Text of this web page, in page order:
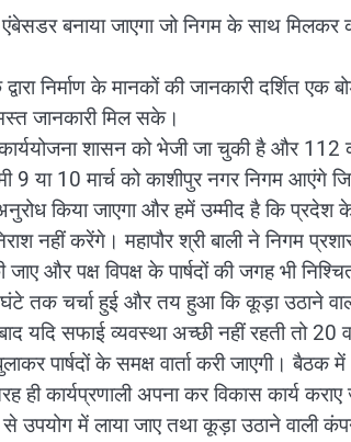
बनाया जाएगा जो निगम के साथ मिलकर
निर्माण के मानकों की जानकारी दर्शित एक
जानकारी मिल सके।
शासन को भेजी जा चुकी है और 112
9 या 10 मार्च को काशीपुर नगर निगम आएंगे
किया जाएगा और हमें उम्मीद है कि प्रदेश
नहीं करेंगे। महापौर श्री बाली ने निगम
और पक्ष विपक्ष के पार्षदों की जगह भी
तक चर्चा हुई और तय हुआ कि कूड़ा उठाने
यदि सफाई व्यवस्था अच्छी नहीं रहती तो 20
पार्षदों के समक्ष वार्ता करी जाएगी। बैठक में
कार्यप्रणाली अपना कर विकास कार्य कराए
में लाया जाए तथा कूड़ा उठाने वाली